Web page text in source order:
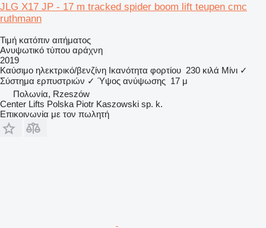
JLG X17 JP - 17 m tracked spider boom lift teupen cmc
ruthmann
Τιμή κατόπιν αιτήματος
Ανυψωτικό τύπου αράχνη
2019
Καύσιμο ηλεκτρικό/βενζίνη Ικανότητα φορτίου 230 κιλά Μίνι ✓
Σύστημα ερπυστριών ✓ Ύψος ανύψωσης 17 μ
Πολωνία, Rzeszów
Center Lifts Polska Piotr Kaszowski sp. k.
Επικοινωνία με τον πωλητή